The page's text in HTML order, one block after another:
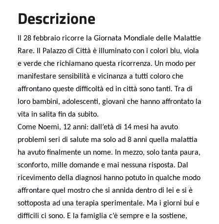
Descrizione
Il 28 febbraio ricorre la Giornata Mondiale delle Malattie
Rare. Il Palazzo di Città è illuminato con i colori blu, viola
e verde che richiamano questa ricorrenza. Un modo per
manifestare sensibilità e vicinanza a tutti coloro che
affrontano queste difficoltà ed in città sono tanti. Tra di
loro bambini, adolescenti, giovani che hanno affrontato la
vita in salita fin da subito.
Come Noemi, 12 anni: dall’età di 14 mesi ha avuto
problemi seri di salute ma solo ad 8 anni quella malattia
ha avuto finalmente un nome. In mezzo, solo tanta paura,
sconforto, mille domande e mai nessuna risposta. Dal
ricevimento della diagnosi hanno potuto in qualche modo
affrontare quel mostro che si annida dentro di lei e si è
sottoposta ad una terapia sperimentale. Ma i giorni bui e
difficili ci sono. E la famiglia c’è sempre e la sostiene,